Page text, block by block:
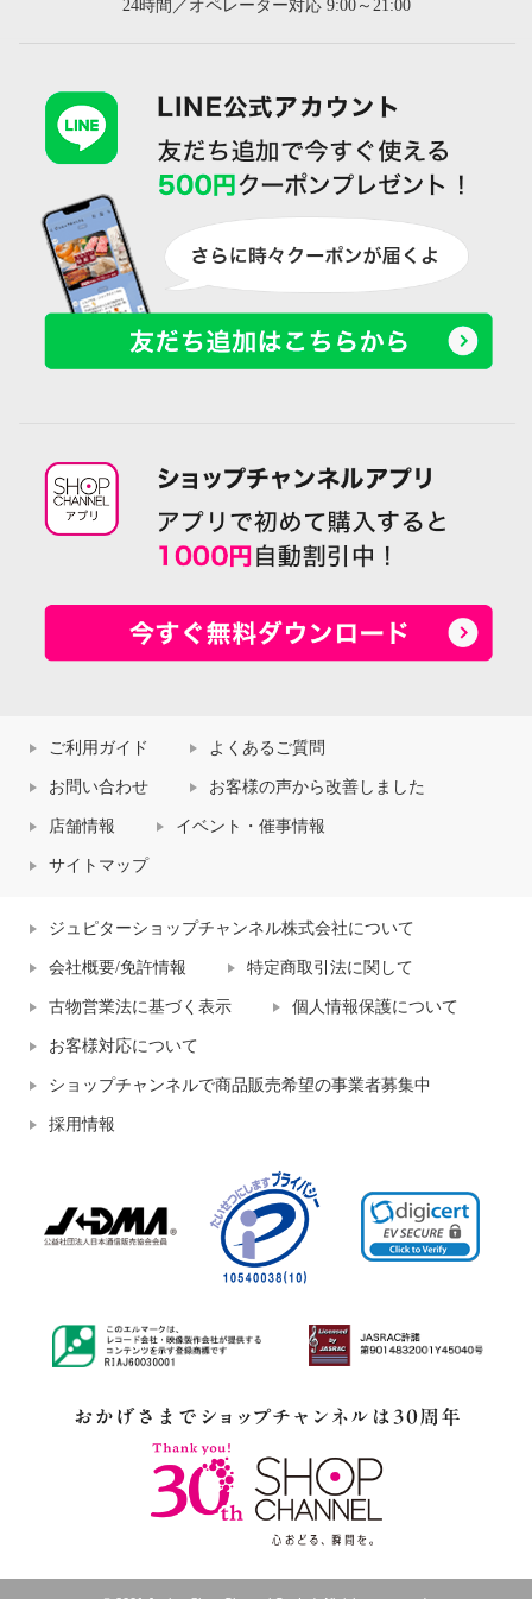
24時間／オペレーター対応 9:00～21:00
ご利用ガイド よくあるご質問
お問い合わせ お客様の声から改善しました
店舗情報 イベント・催事情報
サイトマップ
ジュピターショップチャンネル株式会社について
会社概要/免許情報 特定商取引法に関して
古物営業法に基づく表示 個人情報保護について
お客様対応について
ショップチャンネルで商品販売希望の事業者募集中
採用情報